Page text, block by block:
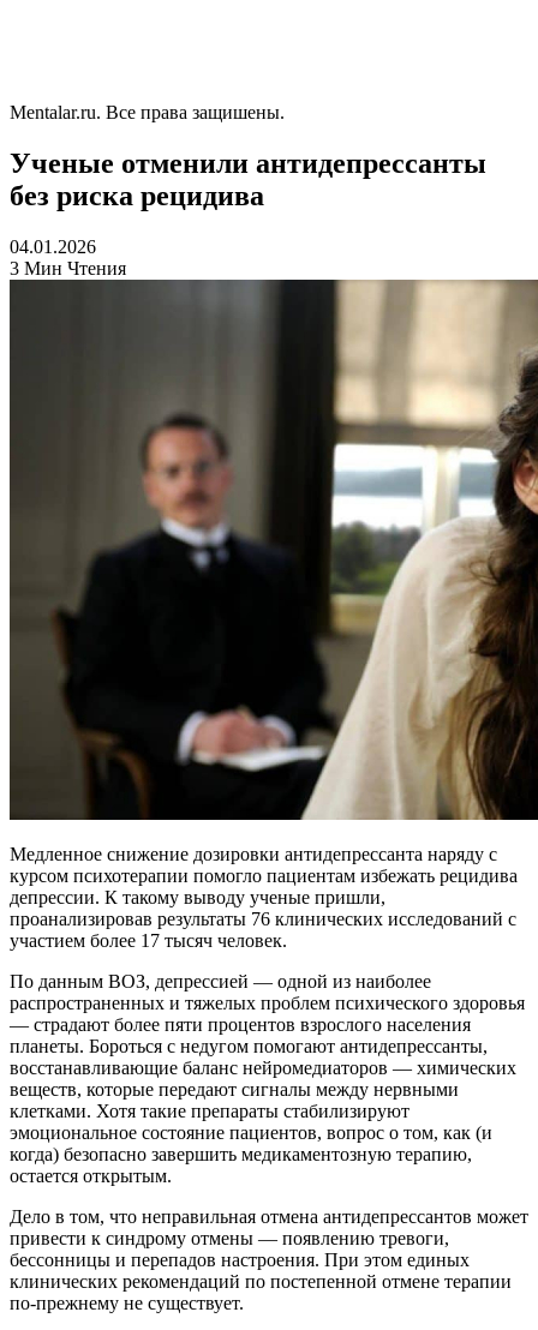
Mentalar.ru. Все права защишены.
Ученые отменили антидепрессанты
без риска рецидива
04.01.2026
3 Мин Чтения
Медленное снижение дозировки антидепрессанта наряду с
курсом психотерапии помогло пациентам избежать рецидива
депрессии. К такому выводу ученые пришли,
проанализировав результаты 76 клинических исследований с
участием более 17 тысяч человек.
По данным ВОЗ, депрессией — одной из наиболее
распространенных и тяжелых проблем психического здоровья
— страдают более пяти процентов взрослого населения
планеты. Бороться с недугом помогают антидепрессанты,
восстанавливающие баланс нейромедиаторов — химических
веществ, которые передают сигналы между нервными
клетками. Хотя такие препараты стабилизируют
эмоциональное состояние пациентов, вопрос о том, как (и
когда) безопасно завершить медикаментозную терапию,
остается открытым.
Дело в том, что неправильная отмена антидепрессантов может
привести к синдрому отмены — появлению тревоги,
бессонницы и перепадов настроения. При этом единых
клинических рекомендаций по постепенной отмене терапии
по-прежнему не существует.